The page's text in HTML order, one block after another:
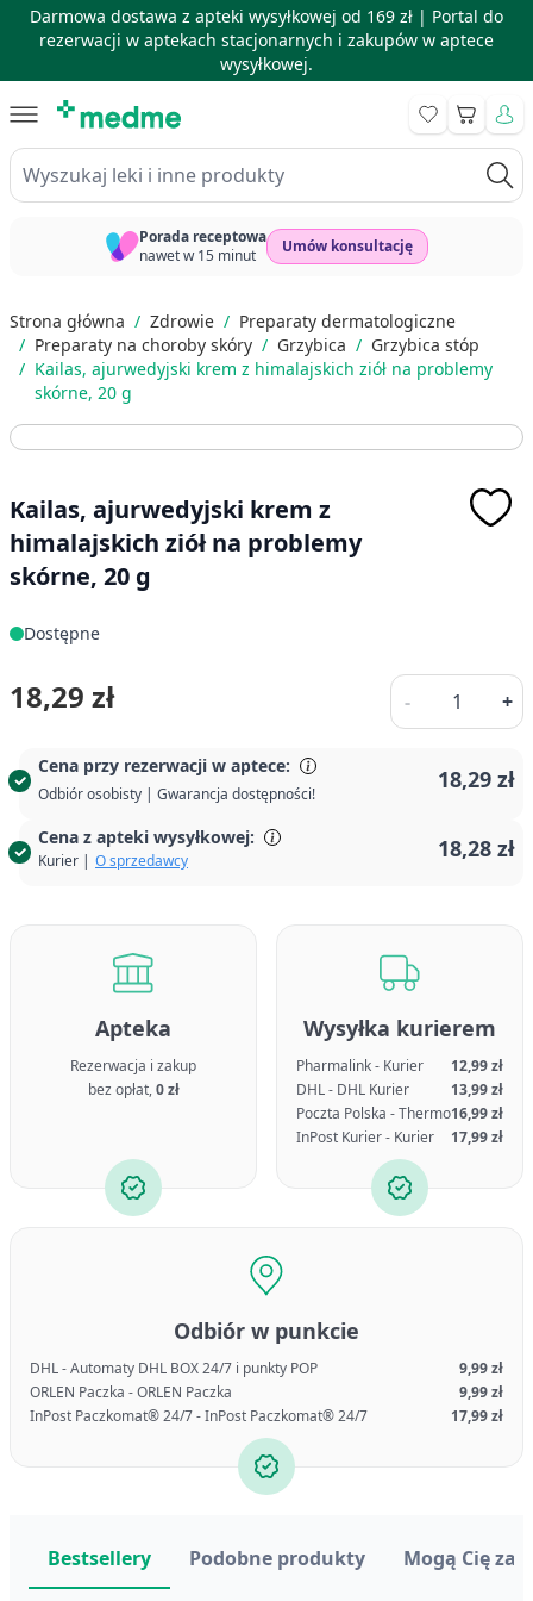
Darmowa dostawa z apteki wysyłkowej od 169 zł | Portal do
rezerwacji w aptekach stacjonarnych i zakupów w aptece
wysyłkowej.
Wyszukaj leki i inne produkty
Koszyk
Porada receptowa
nawet w 15 minut
Umów konsultację
Strona główna / Zdrowie / Preparaty dermatologiczne
/ Preparaty na choroby skóry / Grzybica / Grzybica stóp
/ Kailas, ajurwedyjski krem z himalajskich ziół na problemy
skórne, 20 g
Kailas, ajurwedyjski krem z
himalajskich ziół na problemy
skórne, 20 g
Dostępne
Cena przy rezerwacji w aptece:
Odbiór osobisty | Gwarancja dostępności!
18,29 zł
Cena z apteki wysyłkowej:
Kurier | O sprzedawcy 18,28 zł
18,29 zł -
Ilość
+
Apteka
Rezerwacja i zakup
bez opłat,0 zł
Wysyłka kurierem
Pharmalink - Kurier
12,99 zł
DHL - DHL Kurier
13,99 zł
Poczta Polska - Thermo16,99 zł
InPost Kurier - Kurier
17,99 zł
Odbiór w punkcie
DHL - Automaty DHL BOX 24/7 i punkty POP
9,99 zł
ORLEN Paczka - ORLEN Paczka
9,99 zł
InPost Paczkomat® 24/7 - InPost Paczkomat® 24/7
17,99 zł
Bestsellery Podobne produkty Mogą Cię